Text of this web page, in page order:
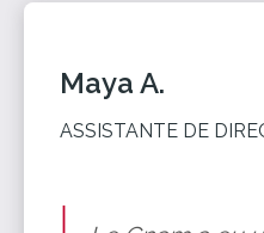
Maya A.
ASSISTANTE DE